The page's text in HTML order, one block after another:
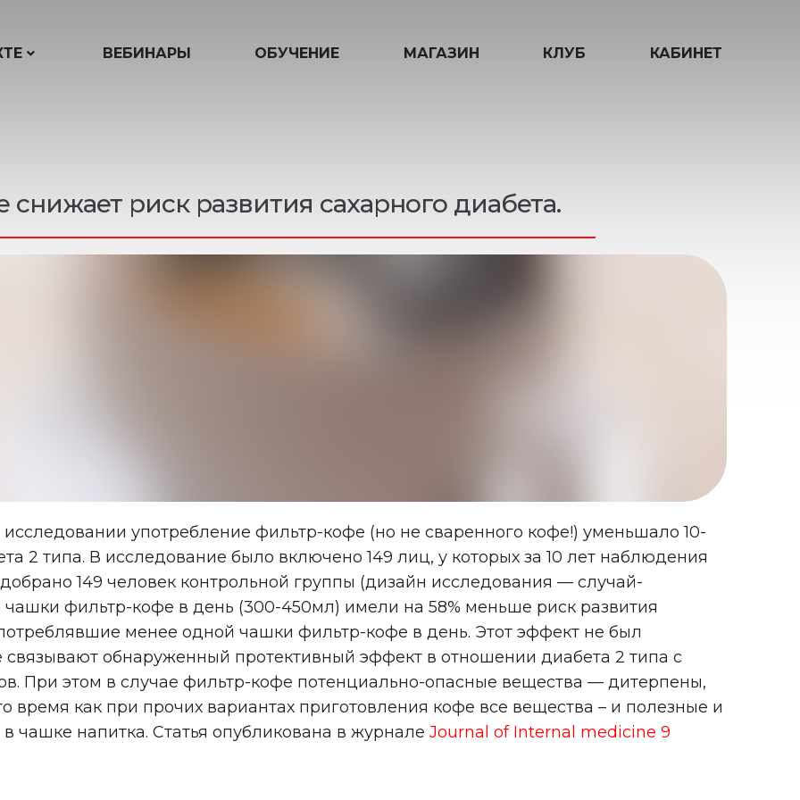
ВЕБИНАРЫ ОБУЧЕНИЕ МАГАЗИН КЛУБ КАБИНЕТ
риск развития сахарного диабета.
употребление фильтр-кофе (но не сваренного кофе!) уменьшало 10-
2 типа. В исследование было включено 149 лиц, у которых за 10 лет наблюдения
149 человек контрольной группы (дизайн исследования — случай-
чашки фильтр-кофе в день (300-450мл) имели на 58% меньше риск развития
менее одной чашки фильтр-кофе в день. Этот эффект не был
обнаруженный протективный эффект в отношении диабета 2 типа с
При этом в случае фильтр-кофе потенциально-опасные вещества — дитерпены,
время как при прочих вариантах приготовления кофе все вещества – и полезные и
чашке напитка. Статья опубликована в журнале Journal of Internal medicine 9